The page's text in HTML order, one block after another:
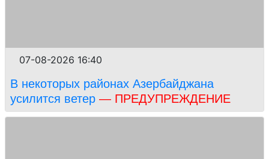
07-08-2026 16:40
В некоторых районах Азербайджана
усилится ветер — ПРЕДУПРЕЖДЕНИЕ